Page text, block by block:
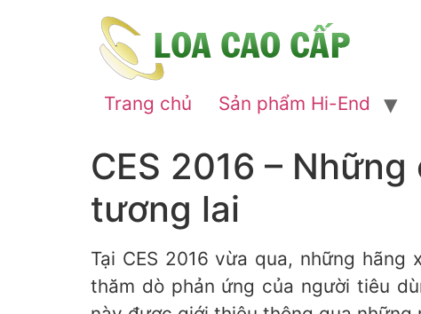
Trang chủ Sản phẩm Hi-End
CES 2016 –
tương lai
Tại CES 2016 vừa qua, những
thăm dò phản ứng của người tiêu